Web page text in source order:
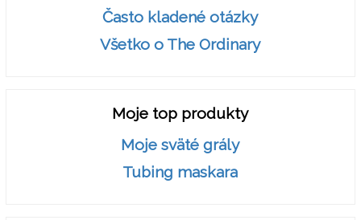
Často kladené otázky
Všetko o The Ordinary
Moje top produkty
Moje sväté grály
Tubing maskara